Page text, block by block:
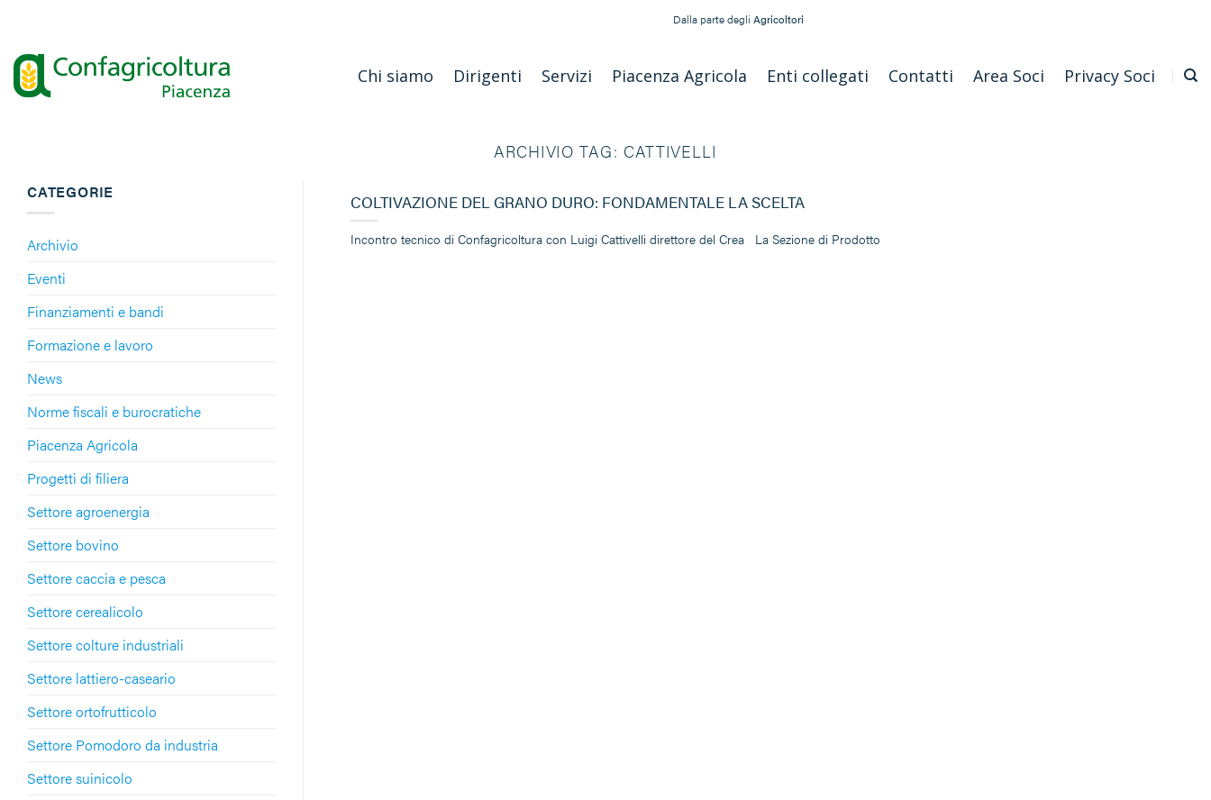
contenuti
Dalla parte degli Agricoltori
Chi siamo Dirigenti Servizi Piacenza Agricola Enti collegati Contatti Area Soci Privacy Soci
ARCHIVIO TAG: CATTIVELLI
CATEGORIE
Archivio
Eventi
Finanziamenti e bandi
Formazione e lavoro
News
Norme fiscali e burocratiche
Piacenza Agricola
Progetti di filiera
Settore agroenergia
Settore bovino
Settore caccia e pesca
Settore cerealicolo
Settore colture industriali
Settore lattiero-caseario
Settore ortofrutticolo
Settore Pomodoro da industria
Settore suinicolo
COLTIVAZIONE DEL GRANO DURO: FONDAMENTALE LA SCELTA
Incontro tecnico di Confagricoltura con Luigi Cattivelli direttore del Crea La Sezione di Prodotto